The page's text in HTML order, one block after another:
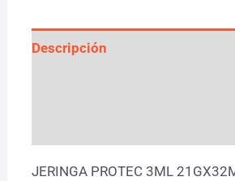
Descripción
JERINGA PROTEC 3ML